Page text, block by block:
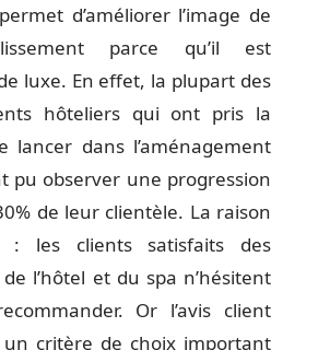
d’améliorer l’image de
parce qu’il est
luxe. En effet, la plupart des
hôteliers qui ont pris la
lancer dans l’aménagement
pu observer une progression
de leur clientèle. La raison
: les clients satisfaits des
l’hôtel et du spa n’hésitent
Or l’avis client
critère de choix important